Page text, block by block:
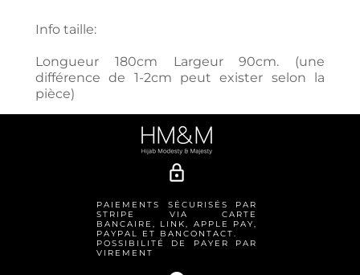
lock_outline
PAIEMENTS SÉCURISÉS PAR
STRIPE VIA CARTE
BANCAIRE, LINK, APPLE PAY,
PAYPAL ET BANCONTACT.
POSSIBILITÉ DE PAYER PAR
VIREMENT
Info taille:
Longueur 180cm Largeur 90cm. (une
différence de 1-2cm peut exister selon la
pièce)